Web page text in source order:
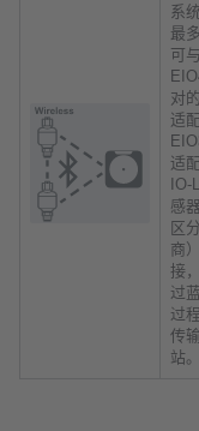
系
最
可
对
适
适
IO-
感
区
商
接
过
过
传
站。